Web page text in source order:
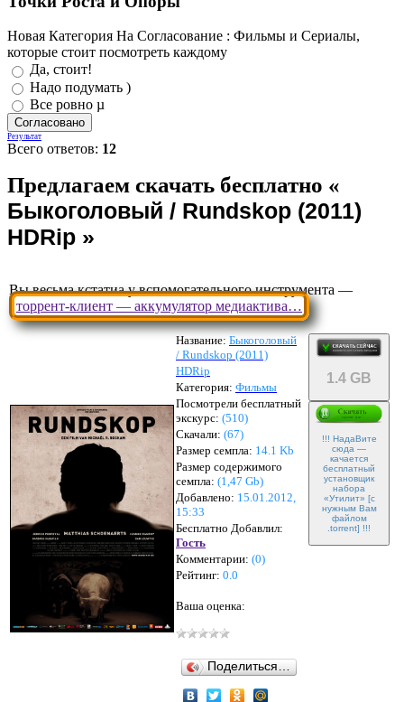
Новая Категория На Согласование : Фильмы и Сериалы,
которые стоит посмотреть каждому
Да, стоит!
Надо подумать )
Все ровно µ
Результат
Всего ответов: 12
Вы весьма кстатиа у вспомогательного инструмента —
торрент-клиент — аккумулятор медиактива…
Название: Быкоголовый
/ Rundskop (2011)
HDRip
1.4 GB
!!! НадаВите
сюда —
качается
бесплатный
установщик
набора
«Утилит» [с
нужным Вам
файлом
.torrent] !!!
Категория: Фильмы
Посмотрели бесплатный
экскурс: (510)
Скачали: (67)
Размер семпла: 14.1 Kb
Размер содержимого
семпла: (1,47 Gb)
Добавлено: 15.01.2012,
15:33
Бесплатно Добавлил:
Гость
Комментарии: (0)
Рейтинг: 0.0
Ваша оценка:
Поделиться…